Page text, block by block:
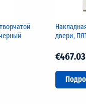
двери,
€467.03